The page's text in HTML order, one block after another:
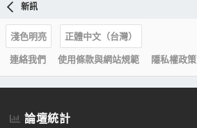
新訊
淺色明亮
正體中文（台灣）
連絡我們
使用條款與網站規範 隱私權政策
論壇統計